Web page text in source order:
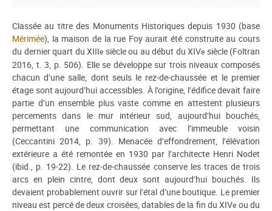
Classée au titre des Monuments Historiques depuis 1930 (base
Mérimée), la maison de la rue Foy aurait été construite au cours
du dernier quart du XIIIe siècle ou au début du XIVe siècle (Foltran
2016, t. 3, p. 506). Elle se développe sur trois niveaux composés
chacun d’une salle, dont seuls le rez-de-chaussée et le premier
étage sont aujourd’hui accessibles. À l’origine, l’édifice devait faire
partie d’un ensemble plus vaste comme en attestent plusieurs
percements dans le mur intérieur sud, aujourd’hui bouchés,
permettant une communication avec l’immeuble voisin
(Ceccantini 2014, p. 39). Menacée d’effondrement, l’élévation
extérieure a été remontée en 1930 par l’architecte Henri Nodet
(ibid., p. 19-22). Le rez-de-chaussée conserve les traces de trois
arcs en plein cintre, dont deux sont aujourd’hui bouchés. Ils
devaient probablement ouvrir sur l’étal d’une boutique. Le premier
niveau est percé de deux croisées, datables de la fin du XIVe ou du